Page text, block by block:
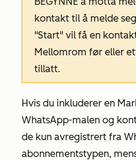
kontakt til å melde
"Start" vil få en
Mellomrom før eller
tillatt.
Hvis du inkluderer en
WhatsApp-malen og
de kun avregistrert fra
abonnementstypen,